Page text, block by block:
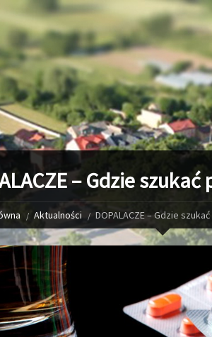
– Gdzie szukać
Aktualności DOPALACZE – Gdzie